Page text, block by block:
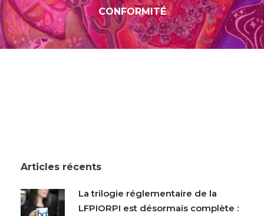
CONFORMITÉ
Articles récents
La trilogie réglementaire de la
LFPIORPI est désormais complète :